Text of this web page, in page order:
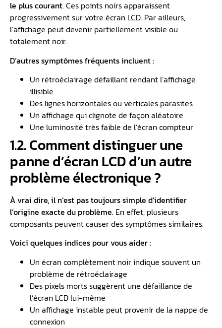
le plus courant. Ces points noirs apparaissent
progressivement sur votre écran LCD. Par ailleurs,
l’affichage peut devenir partiellement visible ou
totalement noir.
D’autres symptômes fréquents incluent :
Un rétroéclairage défaillant rendant l’affichage
illisible
Des lignes horizontales ou verticales parasites
Un affichage qui clignote de façon aléatoire
Une luminosité très faible de l’écran compteur
1.2. Comment distinguer une
panne d’écran LCD d’un autre
problème électronique ?
À vrai dire, il n’est pas toujours simple d’identifier
l’origine exacte du problème. En effet, plusieurs
composants peuvent causer des symptômes similaires.
Voici quelques indices pour vous aider :
Un écran complètement noir indique souvent un
problème de rétroéclairage
Des pixels morts suggèrent une défaillance de
l’écran LCD lui-même
Un affichage instable peut provenir de la nappe de
connexion